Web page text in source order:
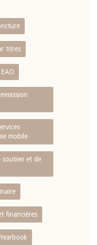
titres
mobile
soutien et de
financières
Yearbook